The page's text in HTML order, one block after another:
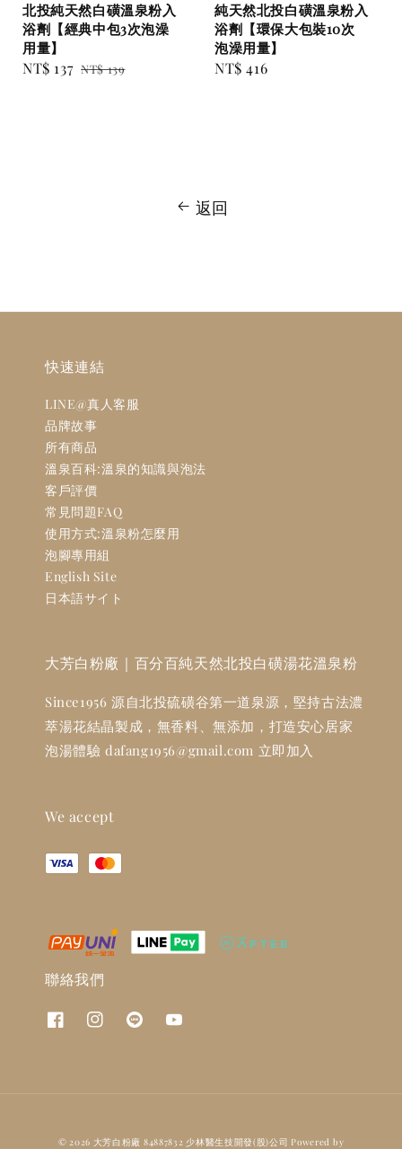
北投純天然白磺溫泉粉入
浴劑【經典中包3次泡澡
用量】
Sale
NT$ 137 Regular
NT$ 139
純天然北投白磺溫泉粉入
浴劑【環保大包裝10次
泡澡用量】
Regular
NT$ 416
返回
快速連結
LINE@真人客服
品牌故事
所有商品
溫泉百科:溫泉的知識與泡法
客戶評價
常見問題FAQ
使用方式:溫泉粉怎麼用
泡腳專用組
English Site
日本語サイト
大芳白粉廠｜百分百純天然北投白磺湯花溫泉粉
Since1956 源自北投硫磺谷第一道泉源，堅持古法濃
萃湯花結晶製成，無香料、無添加，打造安心居家
泡湯體驗 dafang1956@gmail.com 立即加入
We accept
聯絡我們
© 2026 大芳白粉廠 84887832 少林醫生技開發(股)公司 Powered by